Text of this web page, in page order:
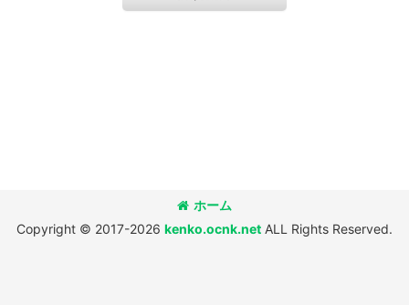
ホーム
Copyright © 2017-2026 kenko.ocnk.net ALL Rights Reserved.